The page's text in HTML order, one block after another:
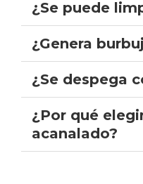
¿Se puede
¿Genera
¿Se despega
¿Por qué
acanalado?